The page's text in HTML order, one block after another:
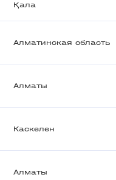
Қала
Алматинская область
Алматы
Каскелен
Алматы